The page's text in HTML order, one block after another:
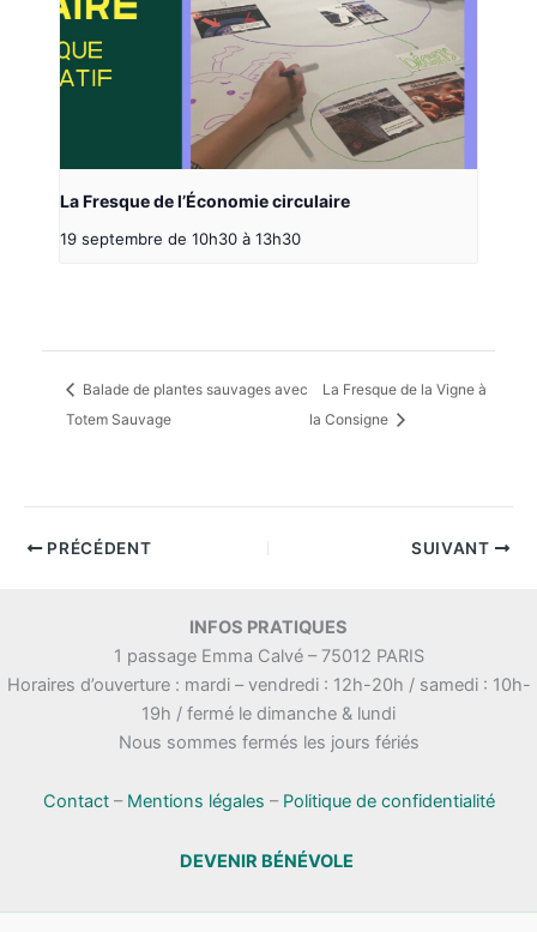
La Fresque de l’Économie circulaire
19 septembre de 10h30 à 13h30
Balade de plantes sauvages avec
Totem Sauvage
La Fresque de la Vigne à
la Consigne
PRÉCÉDENT SUIVANT
INFOS PRATIQUES
1 passage Emma Calvé – 75012 PARIS
Horaires d’ouverture : mardi – vendredi : 12h-20h / samedi : 10h-
19h / fermé le dimanche & lundi
Nous sommes fermés les jours fériés
Contact– Mentions légales – Politique de confidentialité
DEVENIR BÉNÉVOLE